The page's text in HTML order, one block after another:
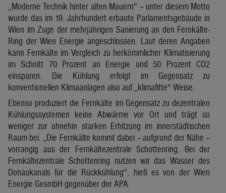
„Moderne Technik hinter alten Mauern“ – unter diesem Motto
wurde das im 19. Jahrhundert erbaute Parlamentsgebäude in
Wien im Zuge der mehrjährigen Sanierung an den Fernkälte-
Ring der Wien Energie angeschlossen. Laut deren Angaben
kann Fernkälte im Vergleich zu herkömmlicher Klimatisierung
im Schnitt 70 Prozent an Energie und 50 Prozent CO2
einsparen. Die Kühlung erfolgt im Gegensatz zu
konventionellen Klimaanlagen also auf „klimafitte“ Weise.
Ebenso produziert die Fernkälte im Gegensatz zu dezentralen
Kühlungssystemen keine Abwärme vor Ort und trägt so
weniger zur ohnehin starken Erhitzung im innerstädtischen
Raum bei. „Die Fernkälte kommt dabei – aufgrund der Nähe –
vorrangig aus der Fernkältezentrale Schottenring. Bei der
Fernkältezentrale Schottenring nutzen wir das Wasser des
Donaukanals für die Rückkühlung“, hieß es von der Wien
Energie GesmbH gegenüber der APA.